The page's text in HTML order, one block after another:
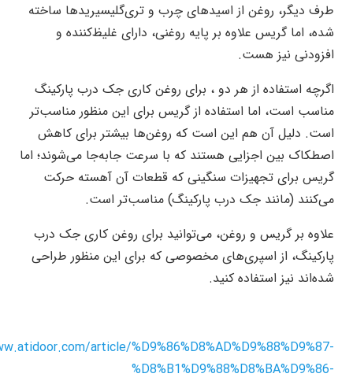
طرف دیگر، روغن از اسیدهای چرب و تری‌گلیسیرید‌ها ساخته
شده، اما گریس علاوه بر پایه روغنی، دارای غلیظ‌کننده و
افزودنی نیز هست.
اگرچه استفاده از هر دو ، برای روغن کاری جک درب پارکینگ
مناسب است، اما استفاده از گریس برای این منظور مناسب‌تر
است. دلیل آن هم این است که روغن‌ها بیشتر برای کاهش
اصطکاک بین اجزایی هستند که با سرعت جابه‌جا می‌شوند؛ اما
گریس برای تجهیزات سنگینی که قطعات آن آهسته حرکت
می‌کنند (مانند جک درب پارکینگ) مناسب‌تر است.
علاوه بر گریس و روغن، می‌توانید برای روغن کاری جک درب
پارکینگ، از اسپری‌های مخصوصی که برای این منظور طراحی
شده‌اند نیز استفاده کنید.
article/%D9%86%D8%AD%D9%88%D9%87-
%D8%B1%D9%88%D8%BA%D9%86-